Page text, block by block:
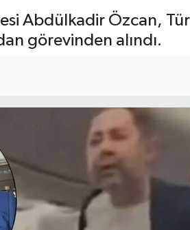
Abdülkadir Özcan,
görevinden alındı.